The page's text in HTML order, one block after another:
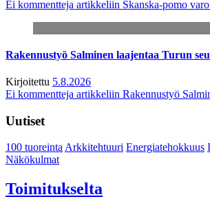
Ei kommentteja artikkeliin Skanska-pomo
Rakennustyö Salminen laajentaa Turun
Kirjoitettu 5.8.2026
Ei kommentteja artikkeliin Rakennustyö
Uutiset
100 tuoreintaArkkitehtuuri Energiatehokkuus
Näkökulmat
Toimitukselta